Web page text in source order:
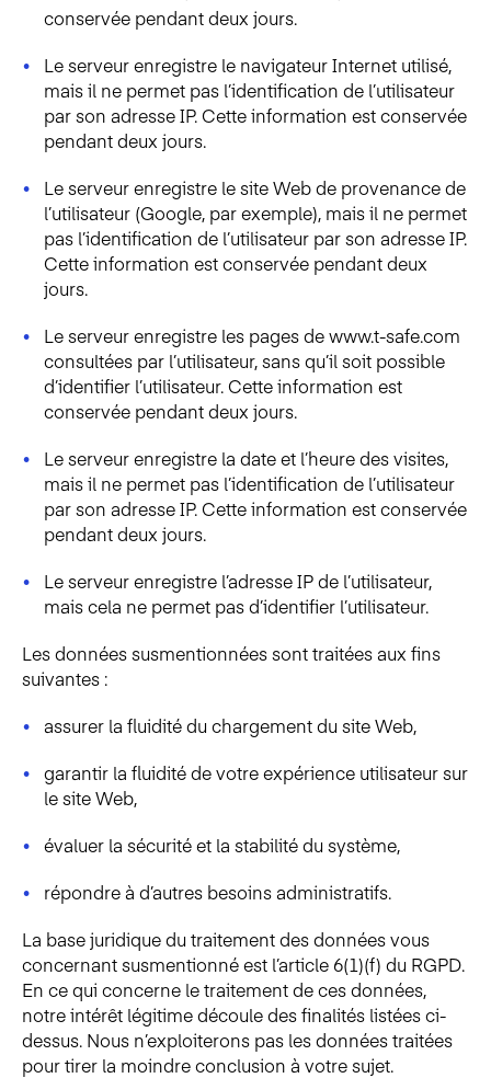
conservée pendant deux jours.
Le serveur enregistre le navigateur Internet utilisé,
mais il ne permet pas l’identification de l’utilisateur
par son adresse IP. Cette information est conservée
pendant deux jours.
Le serveur enregistre le site Web de provenance de
l’utilisateur (Google, par exemple), mais il ne permet
pas l’identification de l’utilisateur par son adresse IP.
Cette information est conservée pendant deux
jours.
Le serveur enregistre les pages de www.t-safe.com
consultées par l’utilisateur, sans qu’il soit possible
d’identifier l’utilisateur. Cette information est
conservée pendant deux jours.
Le serveur enregistre la date et l’heure des visites,
mais il ne permet pas l’identification de l’utilisateur
par son adresse IP. Cette information est conservée
pendant deux jours.
Le serveur enregistre l’adresse IP de l’utilisateur,
mais cela ne permet pas d’identifier l’utilisateur.
Les données susmentionnées sont traitées aux fins
suivantes :
assurer la fluidité du chargement du site Web,
garantir la fluidité de votre expérience utilisateur sur
le site Web,
évaluer la sécurité et la stabilité du système,
répondre à d’autres besoins administratifs.
La base juridique du traitement des données vous
concernant susmentionné est l’article 6(1)(f) du RGPD.
En ce qui concerne le traitement de ces données,
notre intérêt légitime découle des finalités listées ci-
dessus. Nous n’exploiterons pas les données traitées
pour tirer la moindre conclusion à votre sujet.